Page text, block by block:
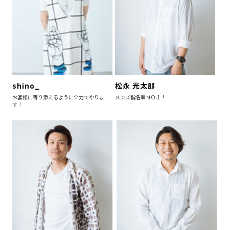
shino_
お客様に寄り添えるように全力でやりま
す！
松永 光太郎
メンズ指名率ＮＯ.1！